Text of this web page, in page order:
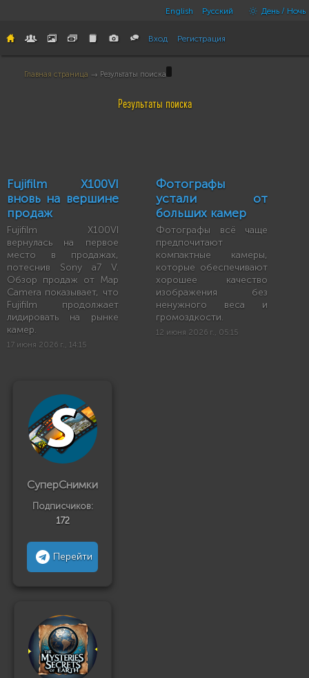
English Русский День / Ночь
Вход Регистрация
Главная страница → Результаты поиска
Результаты поиска
Fujifilm X100VI
вновь на вершине
продаж
Fujifilm X100VI
вернулась на первое
место в продажах,
потеснив Sony a7 V.
Обзор продаж от Map
Camera показывает, что
Fujifilm продолжает
лидировать на рынке
камер.
17 июня 2026 г., 14:15
СуперСнимки
Подписчиков:
172
Перейти
Фотографы
устали от
больших камер
Фотографы всё чаще
предпочитают
компактные камеры,
которые обеспечивают
хорошее качество
изображения без
ненужного веса и
громоздкости.
12 июня 2026 г., 05:15